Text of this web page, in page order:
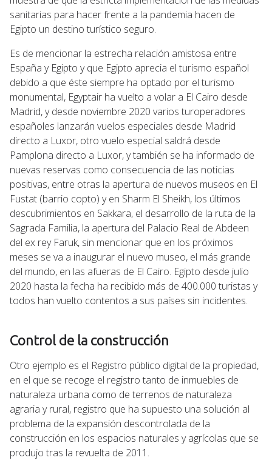
sanitarias para hacer frente a la pandemia hacen de
Egipto un destino turístico seguro.
Es de mencionar la estrecha relación amistosa entre
España y Egipto y que Egipto aprecia el turismo español
debido a que éste siempre ha optado por el turismo
monumental, Egyptair ha vuelto a volar a El Cairo desde
Madrid, y desde noviembre 2020 varios turoperadores
españoles lanzarán vuelos especiales desde Madrid
directo a Luxor, otro vuelo especial saldrá desde
Pamplona directo a Luxor, y también se ha informado de
nuevas reservas como consecuencia de las noticias
positivas, entre otras la apertura de nuevos museos en El
Fustat (barrio copto) y en Sharm El Sheikh, los últimos
descubrimientos en Sakkara, el desarrollo de la ruta de la
Sagrada Familia, la apertura del Palacio Real de Abdeen
del ex rey Faruk, sin mencionar que en los próximos
meses se va a inaugurar el nuevo museo, el más grande
del mundo, en las afueras de El Cairo. Egipto desde julio
2020 hasta la fecha ha recibido más de 400.000 turistas y
todos han vuelto contentos a sus países sin incidentes.
Control de la construcción
Otro ejemplo es el Registro público digital de la propiedad,
en el que se recoge el registro tanto de inmuebles de
naturaleza urbana como de terrenos de naturaleza
agraria y rural, registro que ha supuesto una solución al
problema de la expansión descontrolada de la
construcción en los espacios naturales y agrícolas que se
produjo tras la revuelta de 2011.